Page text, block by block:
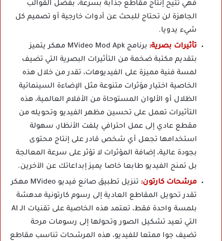
فهي تتيح إنتاج مقاطع جذابة بسرعة، بفضل القوالب
الجاهزة لن تحتاج للبحث عن أدوات خارجية أو تصميم كل
شيء يدويا.
تأثيرات بصرية:
برنامج MVideo Mod Apk مهكر يتميز
بتقديم مكتبة ضخمة من التأثيرات البصرية التي تضيف
لمسة فنية مميزة على الفيديوهات، تقدر من خلال هذه
الخاصية اختيار مؤثرات متنوعة مثل الإضاءة السينمائية
الظلال أو الألوان المستوحاة من الأفلام العالمية، هذه
التأثيرات تعمل على تحسين مظهر الفيديو وتحويله من
مقطع عادي إلى عمل احترافي يلفت الأنظار، سهولة
استخدامها تجعل أي شخص قادر على إنتاج محتوى
بجودة عالية، إضافة المؤثرات لا تؤثر على سرعة المعالجة
بل تمنح الفيديو طابعا خاصا يميز إبداعاتك عن الآخرين.
مرشحات كارتون:
تنزيل تطبيق صانع فيديو MVideo مهكر
تقدر تحويل المقاطع العادية إلى رسوم كارتونية مدهشة
بلمسة واحدة فقط، تعتمد هذه الخاصية على تقنيات الـ AI
التي تعيد تشكيل الصور وتحولها إلى رسومات مرحة
تضيف جوا ممتعا للفيديو، هذه المرشحات تناسب مقاطع